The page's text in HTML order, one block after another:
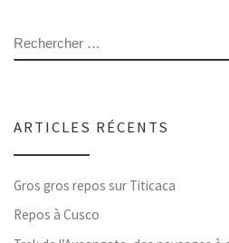
RECHERCHER
ARTICLES RÉCENTS
Gros gros repos sur Titicaca
Repos à Cusco